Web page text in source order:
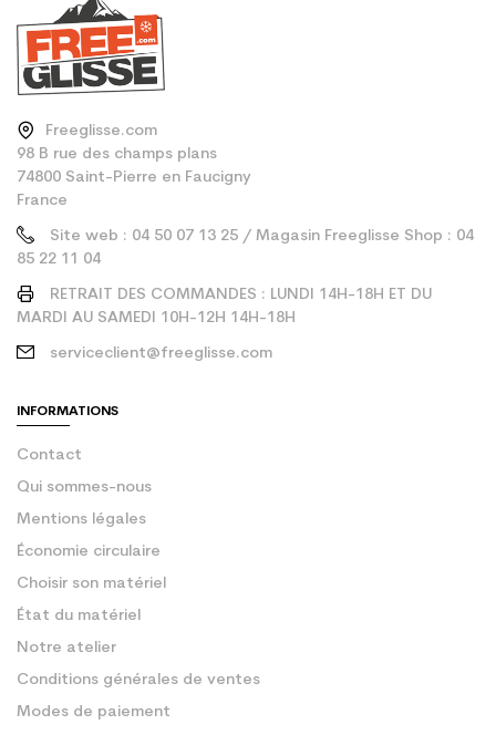
Freeglisse.com
98 B rue des champs plans
74800 Saint-Pierre en Faucigny
France
Site web : 04 50 07 13 25 / Magasin Freeglisse Shop : 04
85 22 11 04
RETRAIT DES COMMANDES : LUNDI 14H-18H ET DU
MARDI AU SAMEDI 10H-12H 14H-18H
serviceclient@freeglisse.com
INFORMATIONS
Contact
Qui sommes-nous
Mentions légales
Économie circulaire
Choisir son matériel
État du matériel
Notre atelier
Conditions générales de ventes
Modes de paiement